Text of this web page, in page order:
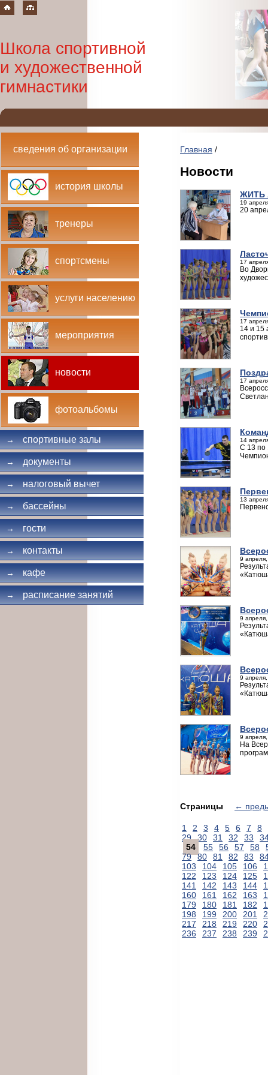
Школа спортивной
и художественной
гимнастики
сведения об организации
история школы
тренеры
спортсмены
услуги населению
мероприятия
новости
фотоальбомы
→ спортивные залы
→ документы
→ налоговый вычет
→ бассейны
→ гости
→ контакты
→ кафе
→ расписание занятий
Главная /
Новости
ЖИТЬ
19
20
17
Во
17
14 и 15
17
14
С 13 по
13
9
9
9
9
На
Страницы ←
1 2 3 4 5 6 7
8
29
30 31 32 33
54
55 56 57 58
79
80 81 82 83
103
104 105 106
122
123 124 125
141
142 143 144
160
161 162 163
179
180 181 182
198
199 200 201
217
218 219 220
236
237 238 239